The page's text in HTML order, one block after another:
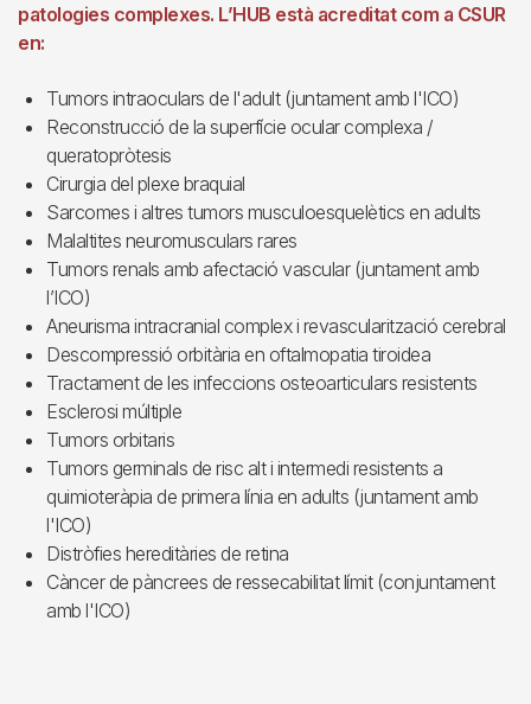
patologies complexes. L’HUB està acreditat com a CSUR
en:
Tumors intraoculars de l'adult (juntament amb l'ICO)
Reconstrucció de la superfície ocular complexa /
queratopròtesis
Cirurgia del plexe braquial
Sarcomes i altres tumors musculoesquelètics en adults
Malaltites neuromusculars rares
Tumors renals amb afectació vascular (juntament amb
l’ICO)
Aneurisma intracranial complex i revascularització cerebral
Descompressió orbitària en oftalmopatia tiroidea
Tractament de les infeccions osteoarticulars resistents
Esclerosi múltiple
Tumors orbitaris
Tumors germinals de risc alt i intermedi resistents a
quimioteràpia de primera línia en adults (juntament amb
l'ICO)
Distròfies hereditàries de retina
Càncer de pàncrees de ressecabilitat límit (conjuntament
amb l'ICO)